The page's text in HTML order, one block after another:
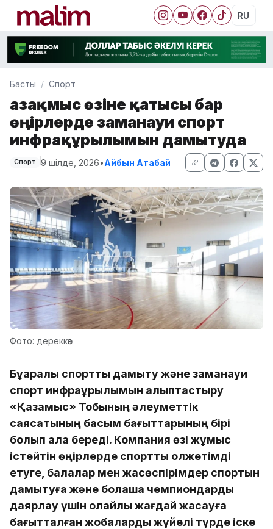
RU
Басты Спорт
Қазақмыс өзіне қатысы бар
өңірлерде заманауи спорт
инфрақұрылымын дамытуда
Спорт 9 шілде, 2026•Айбын Атабай
Фото: дереккөз
Бұқаралық спортты дамыту және заманауи
спорт инфрақұрылымын қалыптастыру
«Қазақмыс» Тобының әлеуметтік
саясатының басым бағыттарының бірі
болып қала береді. Компания өзі жұмыс
істейтін өңірлерде спортты қолжетімді
етуге, балалар мен жасөспірімдер спортын
дамытуға және болашақ чемпиондарды
даярлау үшін қолайлы жағдай жасауға
бағытталған жобаларды жүйелі түрде іске